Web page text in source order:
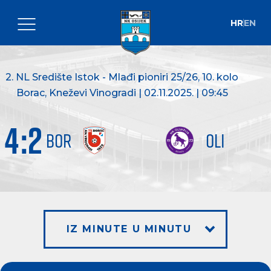
HREN
2. NL Središte Istok - Mlađi pioniri 25/26, 10. kolo
Borac, Kneževi Vinogradi | 02.11.2025. | 09:45
BOR OLI
4:2
IZ MINUTE U MINUTU